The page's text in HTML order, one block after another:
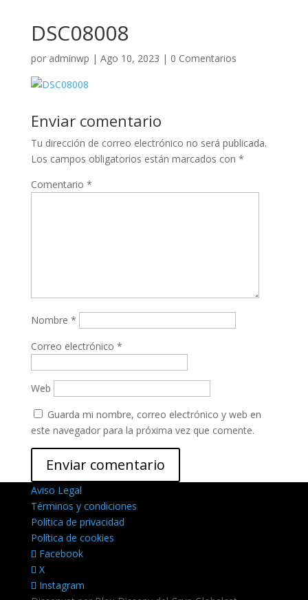
DSC08008
por adminwp | Ago 10, 2023 | 0 Comentarios
Enviar comentario
Tu dirección de correo electrónico no será publicada.
Los campos obligatorios están marcados con *
Comentario *
Nombre *
Correo electrónico *
Web
Guarda mi nombre, correo electrónico y web en
este navegador para la próxima vez que comente.
Aviso Legal
Términos y condiciones
Política de privacidad
Política de cookies
Facebook
X
Instagram